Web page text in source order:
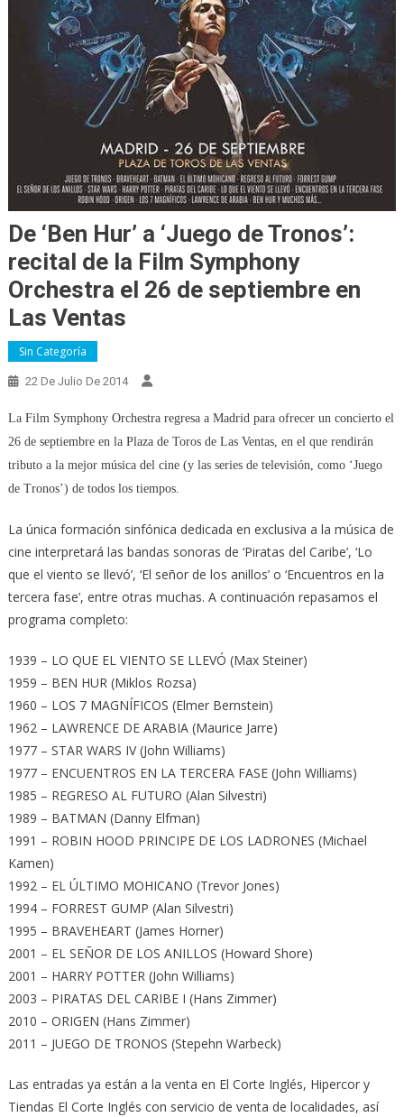
De ‘Ben Hur’ a ‘Juego de Tronos’:
recital de la Film Symphony
Orchestra el 26 de septiembre en
Las Ventas
Sin Categoría
22 De Julio De 2014
La Film Symphony Orchestra regresa a Madrid para ofrecer un concierto el
26 de septiembre en la Plaza de Toros de Las Ventas, en el que rendirán
tributo a la mejor música del cine (y las series de televisión, como ‘Juego
de Tronos’) de todos los tiempos.
La única formación sinfónica dedicada en exclusiva a la música de
cine interpretará las bandas sonoras de ‘Piratas del Caribe’, ‘Lo
que el viento se llevó’, ‘El señor de los anillos’ o ‘Encuentros en la
tercera fase’, entre otras muchas. A continuación repasamos el
programa completo:
1939 – LO QUE EL VIENTO SE LLEVÓ (Max Steiner)
1959 – BEN HUR (Miklos Rozsa)
1960 – LOS 7 MAGNÍFICOS (Elmer Bernstein)
1962 – LAWRENCE DE ARABIA (Maurice Jarre)
1977 – STAR WARS IV (John Williams)
1977 – ENCUENTROS EN LA TERCERA FASE (John Williams)
1985 – REGRESO AL FUTURO (Alan Silvestri)
1989 – BATMAN (Danny Elfman)
1991 – ROBIN HOOD PRINCIPE DE LOS LADRONES (Michael
Kamen)
1992 – EL ÚLTIMO MOHICANO (Trevor Jones)
1994 – FORREST GUMP (Alan Silvestri)
1995 – BRAVEHEART (James Horner)
2001 – EL SEÑOR DE LOS ANILLOS (Howard Shore)
2001 – HARRY POTTER (John Williams)
2003 – PIRATAS DEL CARIBE I (Hans Zimmer)
2010 – ORIGEN (Hans Zimmer)
2011 – JUEGO DE TRONOS (Stepehn Warbeck)
Las entradas ya están a la venta en El Corte Inglés, Hipercor y
Tiendas El Corte Inglés con servicio de venta de localidades, así